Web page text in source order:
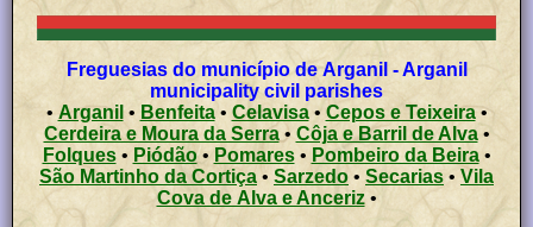
Freguesias do município de Arganil - Arganil
municipality civil parishes
•Arganil • Benfeita• Celavisa• Cepos e Teixeira •
Cerdeira e Moura da Serra• Côja e Barril de Alva •
Folques• Piódão• Pomares• Pombeiro da Beira •
São Martinho da Cortiça • Sarzedo • Secarias • Vila
Cova de Alva e Anceriz•